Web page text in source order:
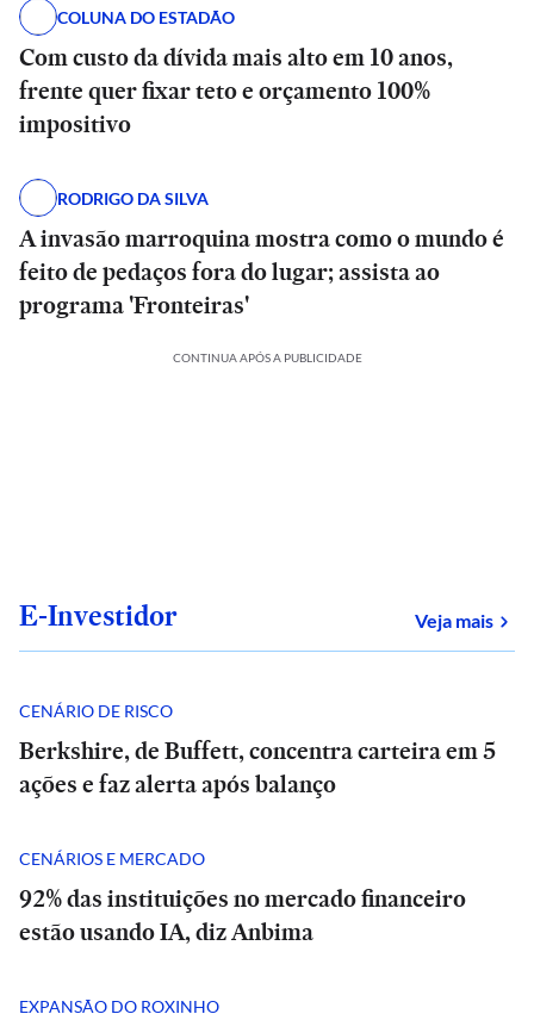
COLUNA DO ESTADÃO
Com custo da dívida mais alto em 10 anos,
frente quer fixar teto e orçamento 100%
impositivo
RODRIGO DA SILVA
A invasão marroquina mostra como o mundo é
feito de pedaços fora do lugar; assista ao
programa 'Fronteiras'
CONTINUA APÓS A PUBLICIDADE
E-Investidor Veja mais
CENÁRIO DE RISCO
Berkshire, de Buffett, concentra carteira em 5
ações e faz alerta após balanço
CENÁRIOS E MERCADO
92% das instituições no mercado financeiro
estão usando IA, diz Anbima
EXPANSÃO DO ROXINHO